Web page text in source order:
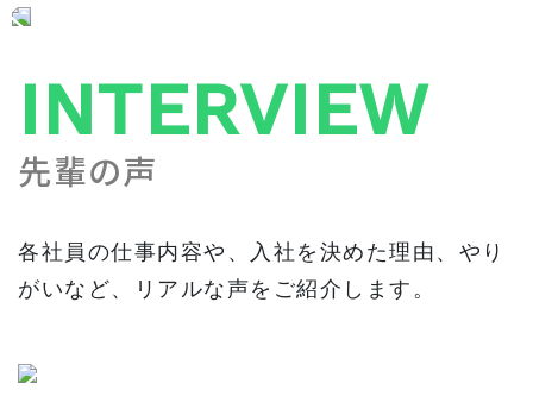
INTERVIEW
先輩の声
各社員の仕事内容や、入社を決めた理由、やり
がいなど、リアルな声をご紹介します。